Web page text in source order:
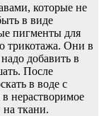
которые не
в виде
пигменты для
трикотажа. Они в
добавить в
После
в воде с
нерастворимое
на ткани.